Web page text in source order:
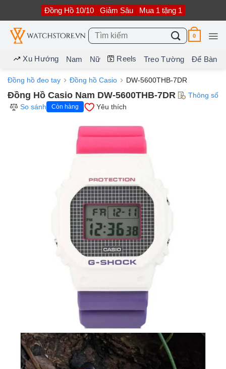
nội
dung
Đồng Hồ 10/10 Giảm Sâu Mua 1 tặng 1
Tìm
kiếm:
0
Xu Hướng Nam Nữ Reels Treo Tường Để Bàn
Đồng hồ đeo tay Đồng hồ Casio DW-5600THB-7DR
Đồng Hồ Casio Nam DW-5600THB-7DR
Thông số
So sánh
Còn hàng Yêu thích